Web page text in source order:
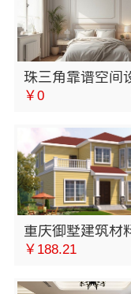
￥0
￥188.21